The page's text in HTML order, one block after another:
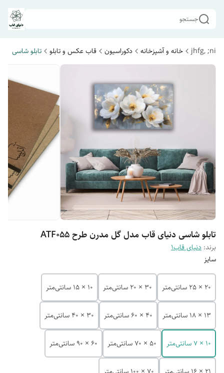
جستجو
jhfg, ;ni خانه و آشپزخانه دکوراسیون قاب عکس و تابلو تابلو شاسی
تابلو شاسی دنیای قاب مدل گل مدرن طرح ATF055
برند: دنیای قاب1
سایز
20 × 25 سانتی‌متر 30 × 20 سانتی‌متر 10 × 15 سانتی‌متر
13 × 18 سانتی‌متر 40 × 60 سانتی‌متر 30 × 40 سانتی‌متر
10 × 7 سانتی‌متر 50 × 70 سانتی‌متر 60 × 90 سانتی‌متر